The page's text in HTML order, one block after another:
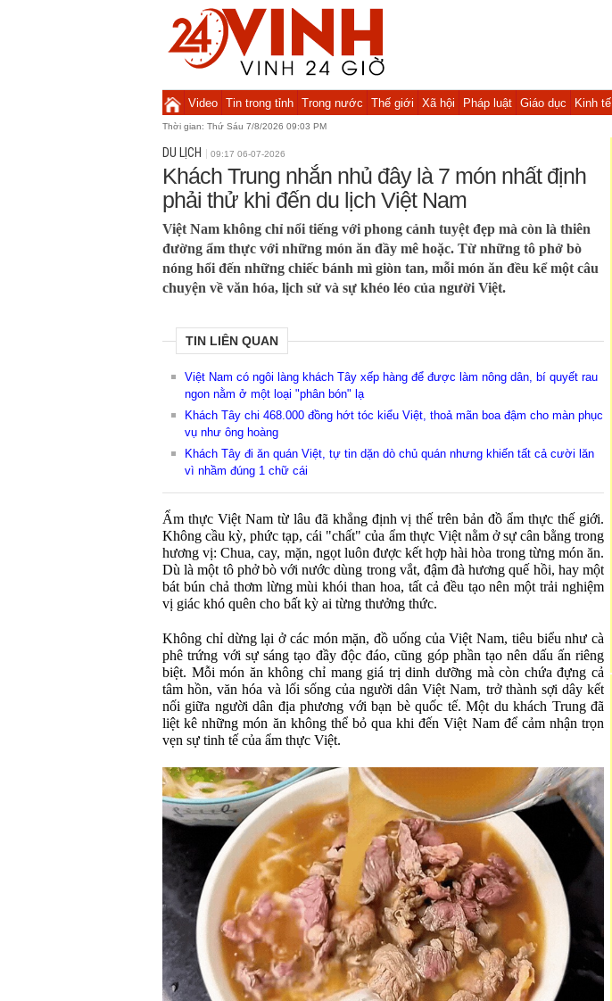
Video Tin trong tỉnh Trong nước Thế giới Xã hội Pháp luật Giáo dục Kinh tế
Thời gian: Thứ Sáu 7/8/2026 09:03 PM
DU LỊCH 09:17 06-07-2026
Khách Trung nhắn nhủ đây là 7 món nhất định
phải thử khi đến du lịch Việt Nam
Việt Nam không chỉ nổi tiếng với phong cảnh tuyệt đẹp mà còn là thiên
đường ẩm thực với những món ăn đầy mê hoặc. Từ những tô phở bò
nóng hổi đến những chiếc bánh mì giòn tan, mỗi món ăn đều kể một câu
chuyện về văn hóa, lịch sử và sự khéo léo của người Việt.
TIN LIÊN QUAN
Việt Nam có ngôi làng khách Tây xếp hàng để được làm nông dân, bí quyết rau
ngon nằm ở một loại "phân bón" lạ
Khách Tây chi 468.000 đồng hớt tóc kiểu Việt, thoả mãn boa đậm cho màn phục
vụ như ông hoàng
Khách Tây đi ăn quán Việt, tự tin dặn dò chủ quán nhưng khiến tất cả cười lăn
vì nhầm đúng 1 chữ cái
Ẩm thực Việt Nam từ lâu đã khẳng định vị thế trên bản đồ ẩm thực thế giới.
Không cầu kỳ, phức tạp, cái "chất" của ẩm thực Việt nằm ở sự cân bằng trong
hương vị: Chua, cay, mặn, ngọt luôn được kết hợp hài hòa trong từng món ăn.
Dù là một tô phở bò với nước dùng trong vắt, đậm đà hương quế hồi, hay một
bát bún chả thơm lừng mùi khói than hoa, tất cả đều tạo nên một trải nghiệm
vị giác khó quên cho bất kỳ ai từng thưởng thức.
Không chỉ dừng lại ở các món mặn, đồ uống của Việt Nam, tiêu biểu như cà
phê trứng với sự sáng tạo đầy độc đáo, cũng góp phần tạo nên dấu ấn riêng
biệt. Mỗi món ăn không chỉ mang giá trị dinh dưỡng mà còn chứa đựng cả
tâm hồn, văn hóa và lối sống của người dân Việt Nam, trở thành sợi dây kết
nối giữa người dân địa phương với bạn bè quốc tế. Một du khách Trung đã
liệt kê những món ăn không thể bỏ qua khi đến Việt Nam để cảm nhận trọn
vẹn sự tinh tế của ẩm thực Việt.